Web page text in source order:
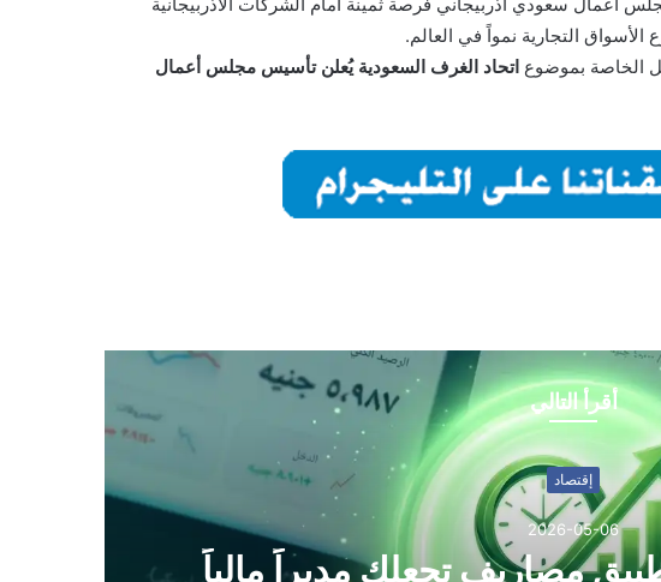
التجارية نمواً في العالم.
الخاصة بموضوع اتحاد الغرف السعودية يُعلن تأسيس مجلس أعمال
أقرأ التالي
إقتصاد
2026-05-06
مصاريف تجعلك مديراً مالياً